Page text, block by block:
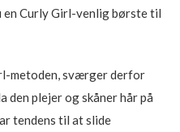
en Curly Girl-venlig børste til
metoden, sværger derfor
den plejer og skåner hår på
tendens til at slide